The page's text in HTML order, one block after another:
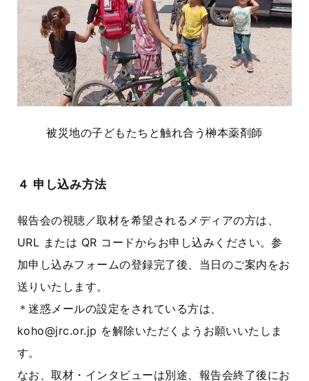
被災地の子どもたちと触れ合う榊本薬剤師
４ 申し込み方法
報告会の視聴／取材を希望されるメディアの方は、
URL または QR コードからお申し込みください。参
加申し込みフォームの登録完了後、当日のご案内をお
送りいたします。
＊迷惑メールの設定をされている方は、
koho@jrc.or.jp を解除いただくようお願いいたしま
す。
なお、取材・インタビューは別途、報告会終了後にお